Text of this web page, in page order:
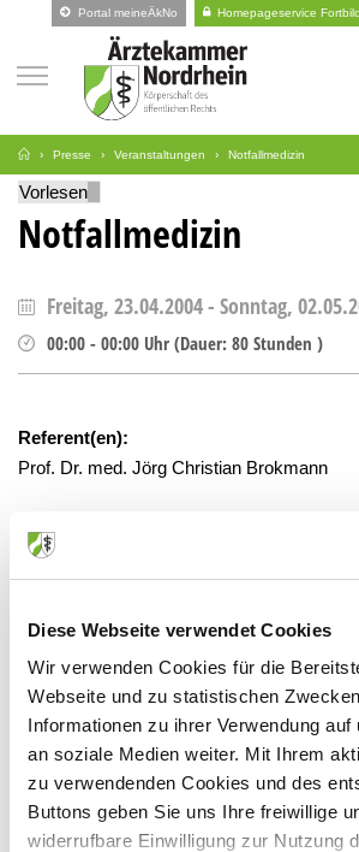
Diese Webseite verwendet Cookies
Wir verwenden Cookies für die
Webseite und zu statistischen
Informationen zu ihrer Verwendung
an soziale Medien weiter. Mit Ihrem
zu verwendenden Cookies und des
Buttons geben Sie uns Ihre freiwillige
widerrufbare Einwilligung zur Nutzung
Portal meineÄkNo Homepageservice
Presse Veranstaltungen Notfallmedizin
Vorlesen
Notfallmedizin
Freitag, 23.04.2004- Sonntag,
00:00 - 00:00 Uhr (Dauer: 80 Stunden )
Referent(en):
Prof. Dr. med. Jörg Christian Brokmann
Veranstaltungsort:
Malteser Hilfsdienst e. V. Schule Aachen
Anbieter:
Malteser Hilfsdienst e. V.